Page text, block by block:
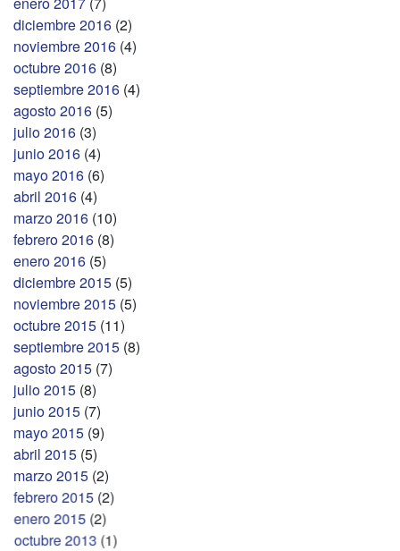
diciembre 2016 (2)
noviembre 2016 (4)
octubre 2016 (8)
septiembre 2016 (4)
agosto 2016 (5)
julio 2016 (3)
junio 2016 (4)
mayo 2016 (6)
abril 2016 (4)
marzo 2016 (10)
febrero 2016 (8)
enero 2016 (5)
diciembre 2015 (5)
noviembre 2015 (5)
octubre 2015 (11)
septiembre 2015 (8)
agosto 2015 (7)
julio 2015 (8)
junio 2015 (7)
mayo 2015 (9)
abril 2015 (5)
marzo 2015 (2)
febrero 2015 (2)
enero 2015 (2)
octubre 2013 (1)